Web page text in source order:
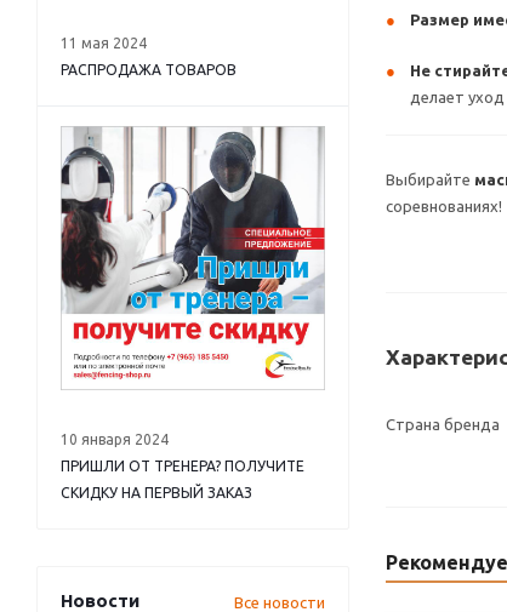
Размер
Не
делает
Выбирайте
соревнованиях!
Страна бренда
11 мая 2024
РАСПРОДАЖА ТОВАРОВ
10 января 2024
ПРИШЛИ ОТ ТРЕНЕРА? ПОЛУЧИТЕ
СКИДКУ НА ПЕРВЫЙ ЗАКАЗ
Новости Все новости